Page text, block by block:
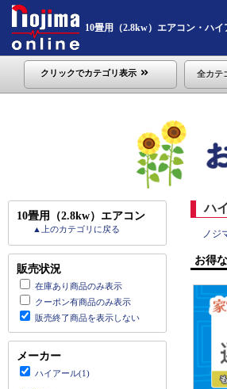
10畳用（2.8kw）エアコン・ハ
クリックでカテゴリ表示 全カテ
10畳用（2.8kw）エアコン
▲上のカテゴリに戻る
販売状況
在庫あり商品のみ表示
クーポン有商品のみ表示
販売終了商品を表示しない
メーカー
ハイアール(1)
ハ
ノジ
お得